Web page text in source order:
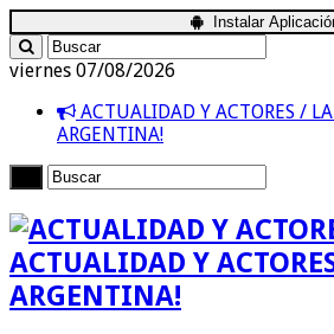
Instalar
viernes 07/08/2026
ACTUALIDAD Y ACTORES /
ARGENTINA!
ACTUALIDAD Y
ARGENTINA!